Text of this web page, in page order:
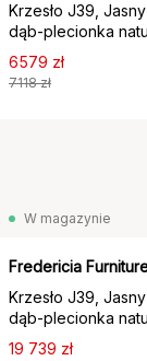
Krzesło J39,
dąb-plecionka
2 szt.,
6579 zł
7118 zł
W magazynie
Fredericia
Krzesło J39,
dąb-plecionka
6 szt.,
19 739 zł